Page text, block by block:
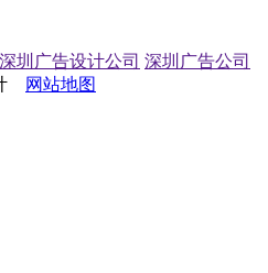
深圳广告设计公司 深圳广告公司
网站地图